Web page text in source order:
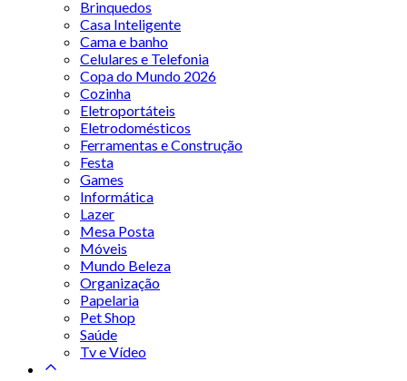
Brinquedos
Casa Inteligente
Cama e banho
Celulares e Telefonia
Copa do Mundo 2026
Cozinha
Eletroportáteis
Eletrodomésticos
Ferramentas e Construção
Festa
Games
Informática
Lazer
Mesa Posta
Móveis
Mundo Beleza
Organização
Papelaria
Pet Shop
Saúde
Tv e Vídeo